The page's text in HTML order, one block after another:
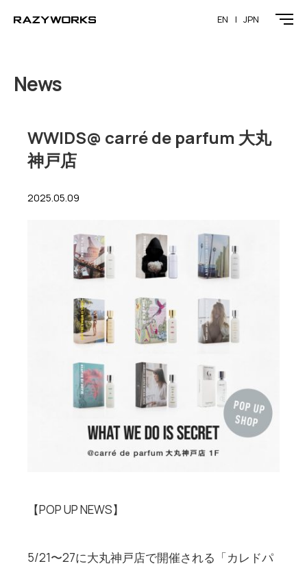
News
WWIDS@ carré de parfum 大丸
神戸店
2025.05.09
【POP UP NEWS】
5/21〜27に大丸神戸店で開催される「カレドパ
EN JPN